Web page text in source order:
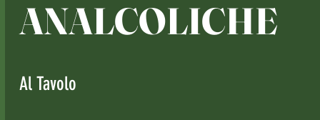
ANALCOLICHE
Al Tavolo